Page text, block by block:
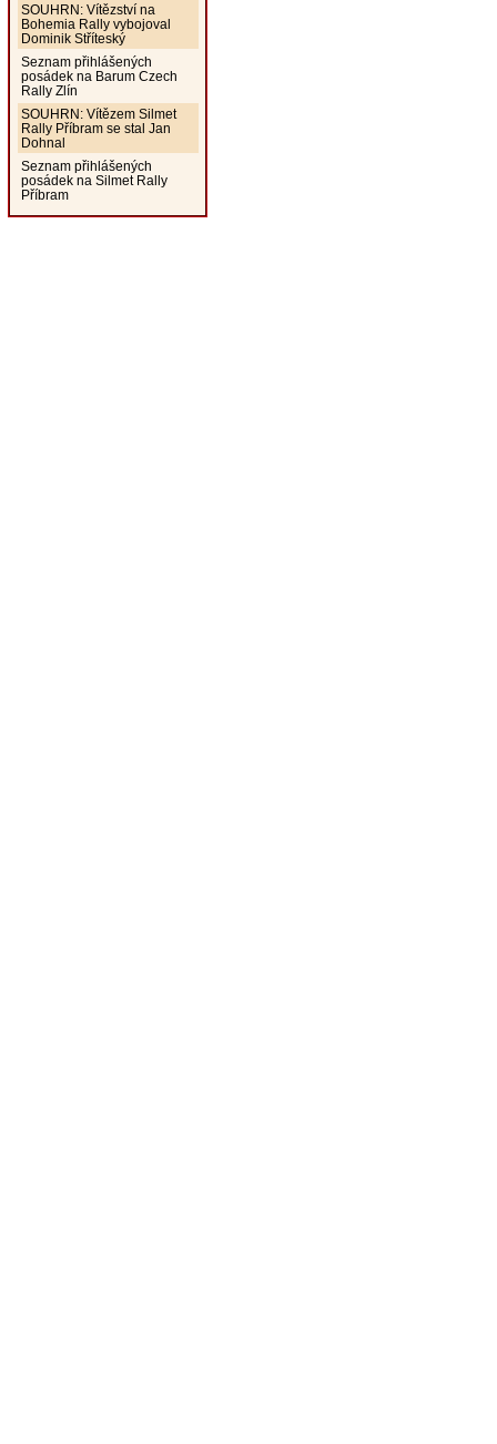
SOUHRN: Vítězství na
Bohemia Rally vybojoval
Dominik Stříteský
Seznam přihlášených
posádek na Barum Czech
Rally Zlín
SOUHRN: Vítězem Silmet
Rally Příbram se stal Jan
Dohnal
Seznam přihlášených
posádek na Silmet Rally
Příbram